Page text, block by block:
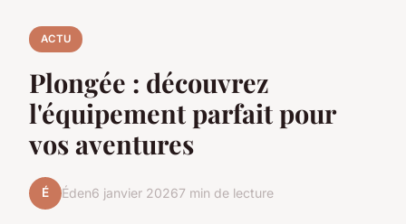
ACTU
Plongée : découvrez
l'équipement parfait pour
vos aventures
É Éden6 janvier 20267 min de lecture